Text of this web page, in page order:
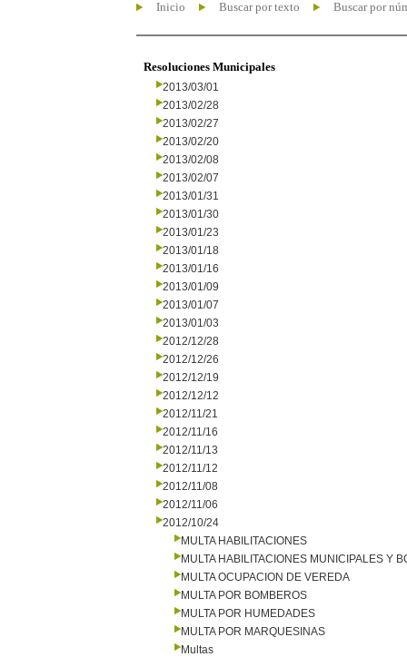
Inicio Buscar por texto Buscar por
Resoluciones Municipales
2013/03/01
2013/02/28
2013/02/27
2013/02/20
2013/02/08
2013/02/07
2013/01/31
2013/01/30
2013/01/23
2013/01/18
2013/01/16
2013/01/09
2013/01/07
2013/01/03
2012/12/28
2012/12/26
2012/12/19
2012/12/12
2012/11/21
2012/11/16
2012/11/13
2012/11/12
2012/11/08
2012/11/06
2012/10/24
MULTA HABILITACIONES
MULTA HABILITACIONES MUNICIPALES Y
MULTA OCUPACION DE VEREDA
MULTA POR BOMBEROS
MULTA POR HUMEDADES
MULTA POR MARQUESINAS
Multas